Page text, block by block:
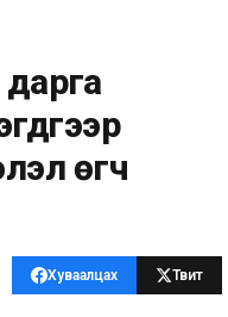
өгч
Хуваалцах Твит